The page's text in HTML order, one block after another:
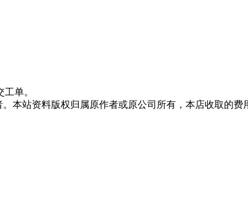
单。
本站资料版权归属原作者或原公司所有，本店收取的费